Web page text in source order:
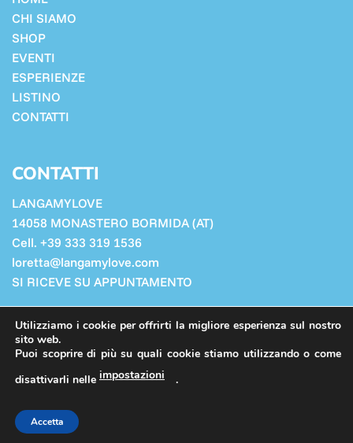
CHI SIAMO
SHOP
EVENTI
ESPERIENZE
LISTINO
CONTATTI
CONTATTI
LANGAMYLOVE
14058 MONASTERO BORMIDA (AT)
Cell. +39 333 319 1536
loretta@langamylove.com
SI RICEVE SU APPUNTAMENTO
Cookie Policy
Privacy Policy
Copyright 2026 ©
Utilizziamo i cookie per offrirti la migliore esperienza sul nostro
sito web.
Puoi scoprire di più su quali cookie stiamo utilizzando o come
disattivarli nelle impostazioni .
Accetta